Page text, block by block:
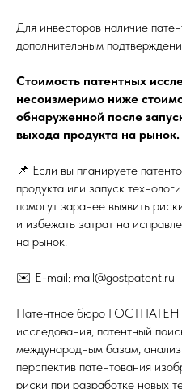
Для инвесторов наличие
дополнительным
Стоимость патентных
несоизмеримо ниже
обнаруженной после
выхода продукта на рынок.
📌 Если вы планируете
продукта или запуск
помогут заранее выявить
и избежать затрат на
на рынок.
✉️ E-mail: mail@gostpatent.ru
Патентное бюро ГОСТПАТЕНТ
исследования, патентный
международным базам,
перспектив патентования
риски при разработке новых